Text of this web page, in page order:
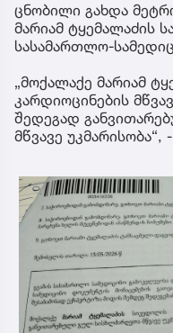
ცნობილი გახდა
მარიამ ტყემალაძის
სასამართლო-
„მოქალაქე მარიამ
კარდიოცინების
შედეგად
მწვავე